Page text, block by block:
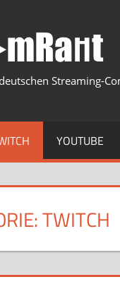
Streaming-
YOUTUBE
TWITCH